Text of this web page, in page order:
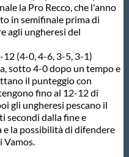
la Pro Recco, che l'anno
in semifinale prima di
agli ungheresi del
(4-0, 4-6, 3-5, 3-1)
sotto 4-0 dopo un tempo e
il punteggio con
fino al 12-12 di
gli ungheresi pescano il
secondi dalla fine e
la possibilità di difendere
Vamos.